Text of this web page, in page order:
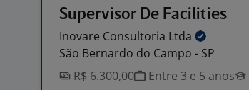
Supervisor De Facilities
Inovare Consultoria Ltda
São Bernardo do Campo - SP
R$ 6.300,00
Entre 3 e 5 anos